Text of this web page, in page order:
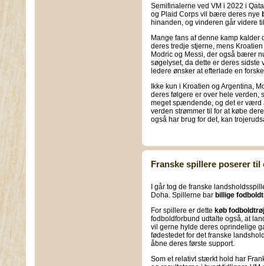
Semifinalerne ved VM i 2022 i
og Plaid Corps vil bære deres nye
hinanden, og vinderen går videre
Mange fans af denne kamp kalder
deres tredje stjerne, mens
Modric og Messi, der også bærer
søgelyset, da dette er deres
ledere ønsker at efterlade en
Ikke kun i Kroatien og Argentina,
deres følgere er over hele verden,
meget spændende, og det er værd
verden strømmer til for at købe
også har brug for det, kan
Franske spillere poserer
I går tog de franske
Doha. Spillerne bar billige
For spillere er dette køb
fodboldforbund udtalte også, at
vil gerne hylde deres oprindelige
fødestedet for det franske
åbne deres første support.
Som et relativt stærkt hold har